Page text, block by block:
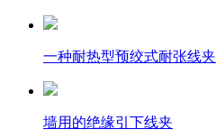
一种耐热型预绞式耐张线夹
墙用的绝缘引下线夹